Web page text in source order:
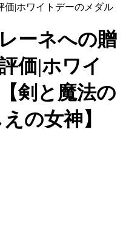
価|ホワイトデーのメダル
ーネへの贈
価|ホワイ
剣と魔法の
の女神】